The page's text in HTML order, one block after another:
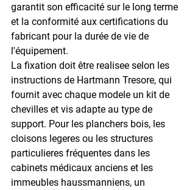
garantit son efficacité sur le long terme
et la conformité aux certifications du
fabricant pour la durée de vie de
l'équipement.
La fixation doit être realisee selon les
instructions de Hartmann Tresore, qui
fournit avec chaque modele un kit de
chevilles et vis adapte au type de
support. Pour les planchers bois, les
cloisons legeres ou les structures
particulieres fréquentes dans les
cabinets médicaux anciens et les
immeubles haussmanniens, un